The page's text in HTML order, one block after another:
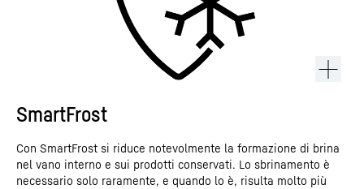
SmartFrost
Con SmartFrost si riduce notevolmente la formazione di brina
nel vano interno e sui prodotti conservati. Lo sbrinamento è
necessario solo raramente, e quando lo è, risulta molto più